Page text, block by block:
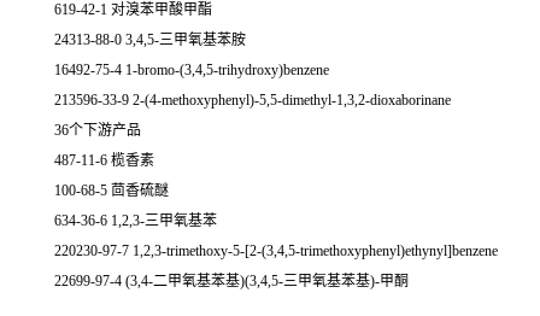
619-42-1 对溴苯甲酸甲酯
24313-88-0 3,4,5-三甲氧基苯胺
16492-75-4 1-bromo-(3,4,5-trihydroxy)benzene
213596-33-9 2-(4-methoxyphenyl)-5,5-dimethyl-1,3,2-dioxaborinane
36个下游产品
487-11-6 榄香素
100-68-5 茴香硫醚
634-36-6 1,2,3-三甲氧基苯
220230-97-7 1,2,3-trimethoxy-5-[2-(3,4,5-trimethoxyphenyl)ethynyl]benzene
22699-97-4 (3,4-二甲氧基苯基)(3,4,5-三甲氧基苯基)-甲酮